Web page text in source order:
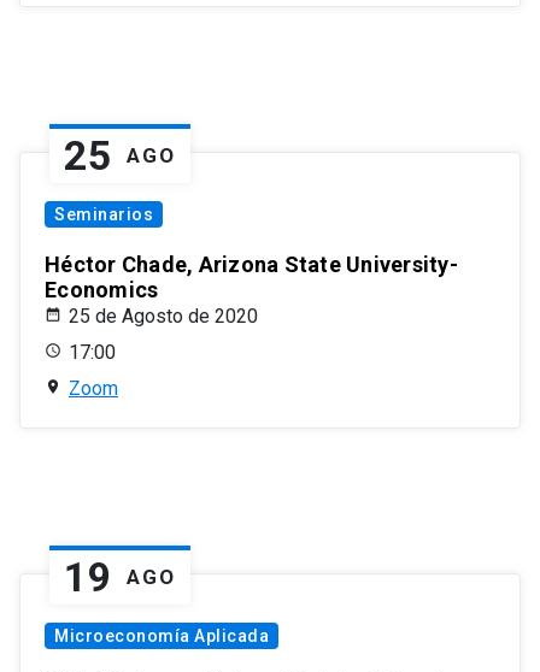
25 AGO
Seminarios
Héctor Chade, Arizona State University-
Economics
25 de Agosto de 2020
17:00
Zoom
19 AGO
Microeconomía Aplicada